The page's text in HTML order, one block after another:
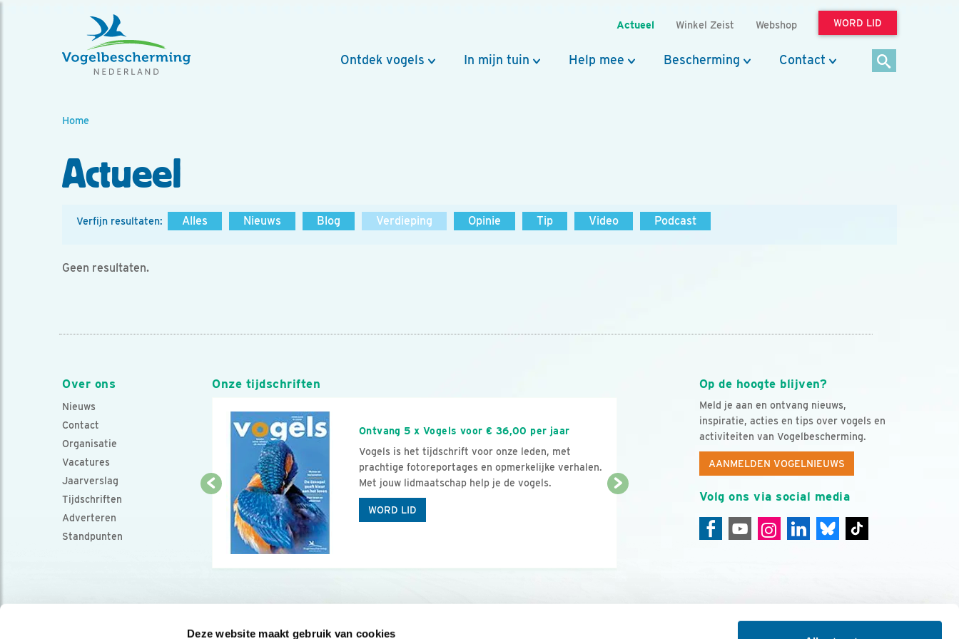
Deze website maakt gebruik van cookies
Actueel Winkel Zeist Webshop WORD LID
Ontdek vogels In mijn tuin Help mee Bescherming Contact
Home
Actueel
Verfijn resultaten: Alles Nieuws Blog Verdieping Opinie Tip Video Podcast
Geen resultaten.
Over ons
Nieuws
Contact
Organisatie
Vacatures
Jaarverslag
Tijdschriften
Adverteren
Standpunten
Op de hoogte blijven?
Meld je aan en ontvang nieuws,
inspiratie, acties en tips over vogels en
activiteiten van Vogelbescherming.
AANMELDEN VOGELNIEUWS
Volg ons via social media
Onze tijdschriften
Ontvang 5 x Vogels voor € 36,00 per jaar
Vogels is het tijdschrift voor onze leden, met
prachtige fotoreportages en opmerkelijke verhalen.
Met jouw lidmaatschap help je de vogels.
WORD LID